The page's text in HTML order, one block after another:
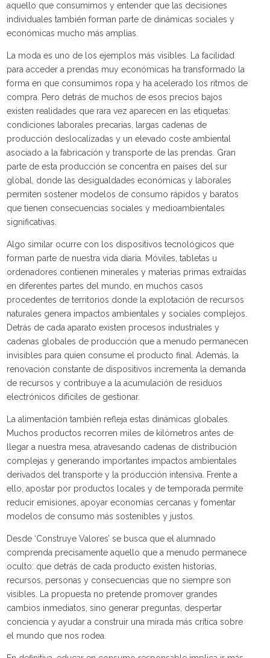
aquello que consumimos y entender que las decisiones
individuales también forman parte de dinámicas sociales y
económicas mucho más amplias.
La moda es uno de los ejemplos más visibles. La facilidad
para acceder a prendas muy económicas ha transformado la
forma en que consumimos ropa y ha acelerado los ritmos de
compra. Pero detrás de muchos de esos precios bajos
existen realidades que rara vez aparecen en las etiquetas:
condiciones laborales precarias, largas cadenas de
producción deslocalizadas y un elevado coste ambiental
asociado a la fabricación y transporte de las prendas. Gran
parte de esta producción se concentra en países del sur
global, donde las desigualdades económicas y laborales
permiten sostener modelos de consumo rápidos y baratos
que tienen consecuencias sociales y medioambientales
significativas.
Algo similar ocurre con los dispositivos tecnológicos que
forman parte de nuestra vida diaria. Móviles, tabletas u
ordenadores contienen minerales y materias primas extraídas
en diferentes partes del mundo, en muchos casos
procedentes de territorios donde la explotación de recursos
naturales genera impactos ambientales y sociales complejos.
Detrás de cada aparato existen procesos industriales y
cadenas globales de producción que a menudo permanecen
invisibles para quien consume el producto final. Además, la
renovación constante de dispositivos incrementa la demanda
de recursos y contribuye a la acumulación de residuos
electrónicos difíciles de gestionar.
La alimentación también refleja estas dinámicas globales.
Muchos productos recorren miles de kilómetros antes de
llegar a nuestra mesa, atravesando cadenas de distribución
complejas y generando importantes impactos ambientales
derivados del transporte y la producción intensiva. Frente a
ello, apostar por productos locales y de temporada permite
reducir emisiones, apoyar economías cercanas y fomentar
modelos de consumo más sostenibles y justos.
Desde ‘Construye Valores’ se busca que el alumnado
comprenda precisamente aquello que a menudo permanece
oculto: que detrás de cada producto existen historias,
recursos, personas y consecuencias que no siempre son
visibles. La propuesta no pretende promover grandes
cambios inmediatos, sino generar preguntas, despertar
conciencia y ayudar a construir una mirada más crítica sobre
el mundo que nos rodea.